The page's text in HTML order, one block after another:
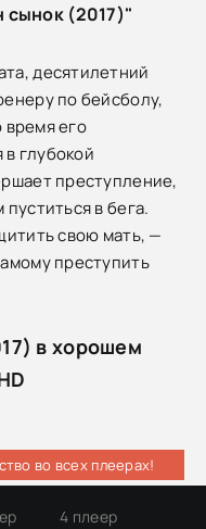
сынок (2017)"
десятилетний
по бейсболу,
время его
глубокой
преступление,
в бега.
свою мать, —
преступить
в хорошем
во всех плеерах!
4 плеер